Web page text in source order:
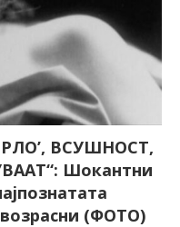
ВСУШНОСТ,
Шокантни
(ФОТО)